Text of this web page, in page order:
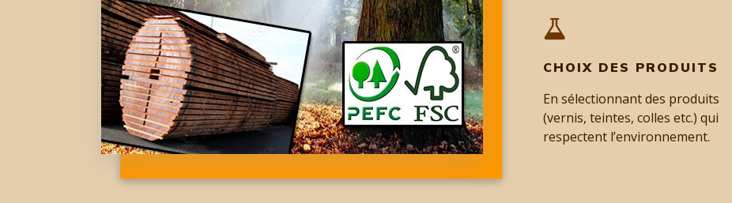
CHOIX DES PRODUITS
En sélectionnant des produits
(vernis, teintes, colles etc.) qui
respectent l’environnement.